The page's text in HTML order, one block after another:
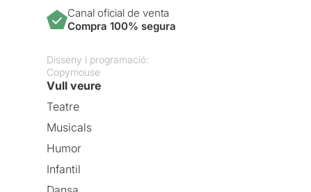
Canal oficial de venta
Compra 100% segura
Disseny i programació:
Copymouse
Vull veure
Teatre
Musicals
Humor
Infantil